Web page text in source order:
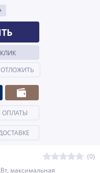
(0)
максимальная
ОТЛОЖИТЬ
ОПЛАТЫ